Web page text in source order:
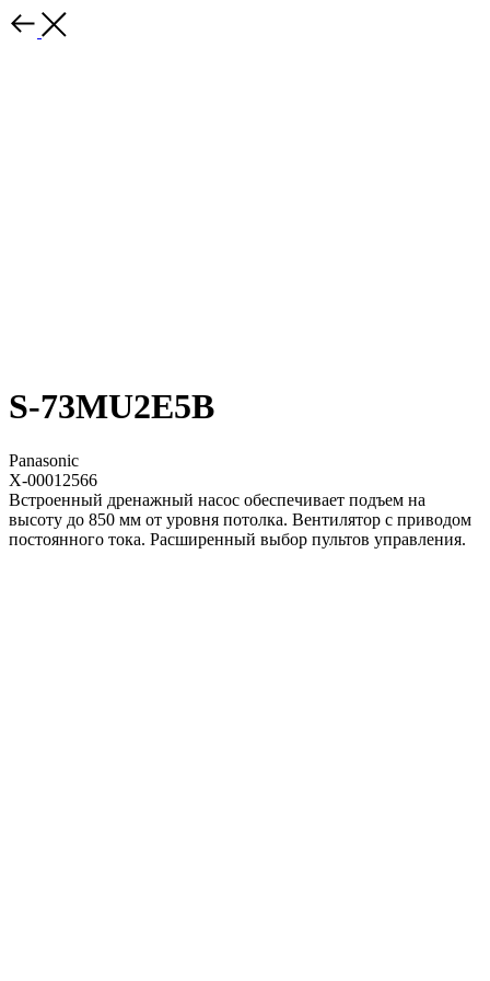
S-73MU2E5B
Panasonic
X-00012566
Встроенный дренажный насос обеспечивает подъем на
высоту до 850 мм от уровня потолка. Вентилятор с приводом
постоянного тока. Расширенный выбор пультов управления.